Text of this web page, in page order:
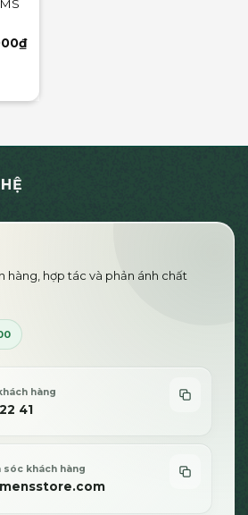
₫Khoảng
giá:
2,750,000₫
hàng, hợp tác và phản ánh chất
hàng
41
sóc khách hàng